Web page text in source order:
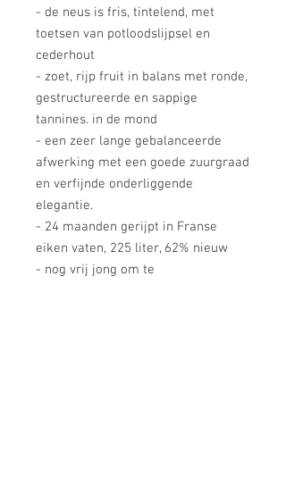
- de neus is fris, tintelend, met
toetsen van potloodslijpsel en
cederhout
- zoet, rijp fruit in balans met ronde,
gestructureerde en sappige
tannines. in de mond
- een zeer lange gebalanceerde
afwerking met een goede zuurgraad
en verfijnde onderliggende
elegantie.
- 24 maanden gerijpt in Franse
eiken vaten, 225 liter, 62% nieuw
- nog vrij jong om te